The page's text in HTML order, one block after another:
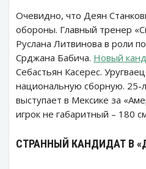
Очевидно, что Деян
обороны. Главный тренер
Руслана Литвинова в роли
Срджана Бабича. Новый
Себастьян Касерес.
национальную сборную. 25-
выступает в Мексике за
игрок не габаритный – 180
СТРАННЫЙ КАНДИДАТ В